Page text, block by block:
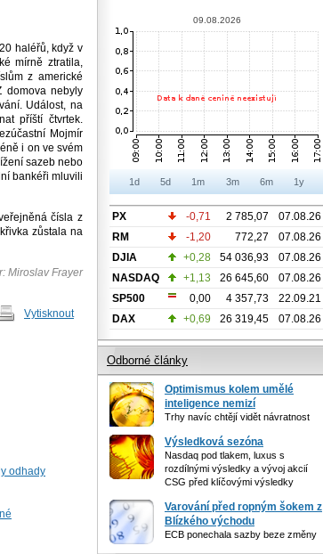
haléřů, když v
mírně ztratila,
z americké
domova nebyly
Událost, na
příští čtvrtek.
Mojmír
i on ve svém
sazeb nebo
bankéři mluvili
čísla z
zůstala na
Miroslav Frayer
Vytisknout
odhady
09.08.2026
1d 5d 1m 3m 6m 1y
PX -0,71 2 785,07
07.08.26
RM
-1,20 772,27
07.08.26
DJIA
+0,28 54 036,93
07.08.26
NASDAQ
+1,13 26 645,60
07.08.26
SP500
0,00 4 357,73
22.09.21
DAX
+0,69 26 319,45 07.08.26
Odborné články
Optimismus kolem umělé
inteligence nemizí
Trhy navíc chtějí vidět návratnost
Výsledková sezóna
Nasdaq pod tlakem, luxus s
rozdílnými výsledky a vývoj akcií
CSG před klíčovými výsledky
Varování před ropným šokem z
Blízkého východu
ECB ponechala sazby beze změny